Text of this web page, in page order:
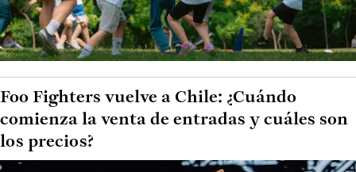
Foo Fighters vuelve a Chile: ¿Cuándo
comienza la venta de entradas y cuáles son
los precios?